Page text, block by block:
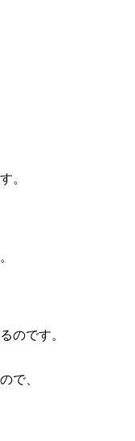
。
のです。
で、